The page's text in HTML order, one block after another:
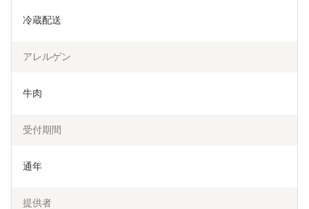
冷蔵配送
アレルゲン
牛肉
受付期間
通年
提供者